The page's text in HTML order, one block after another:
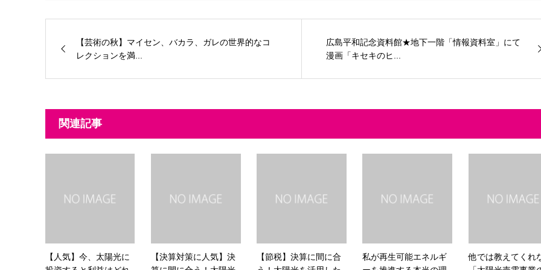
【芸術の秋】マイセン、バカラ、ガレの世界的なコ
レクションを満...
広島平和記念資料館★地下一階「情報資料室」にて
漫画「キセキのヒ...
関連記事
【人気】今、太陽光に
【決算対策に人気】決
【節税】決算に間に合
私が再生可能エネルギ
他では教えてくれ